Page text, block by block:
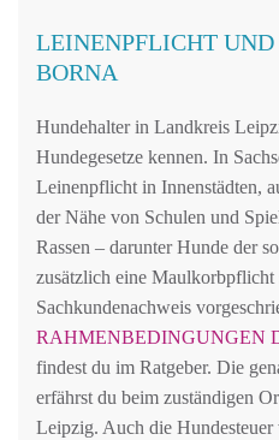
LEINENPFLICHT
BORNA
Hundehalter in Landkreis
Hundegesetze kennen. In
Leinenpflicht in Innenstädten,
der Nähe von Schulen und
Rassen – darunter Hunde der
zusätzlich eine Maulkorbpflicht
Sachkundenachweis
RAHMENBEDINGUNGEN
findest du im Ratgeber. Die
erfährst du beim zuständigen
Leipzig. Auch die